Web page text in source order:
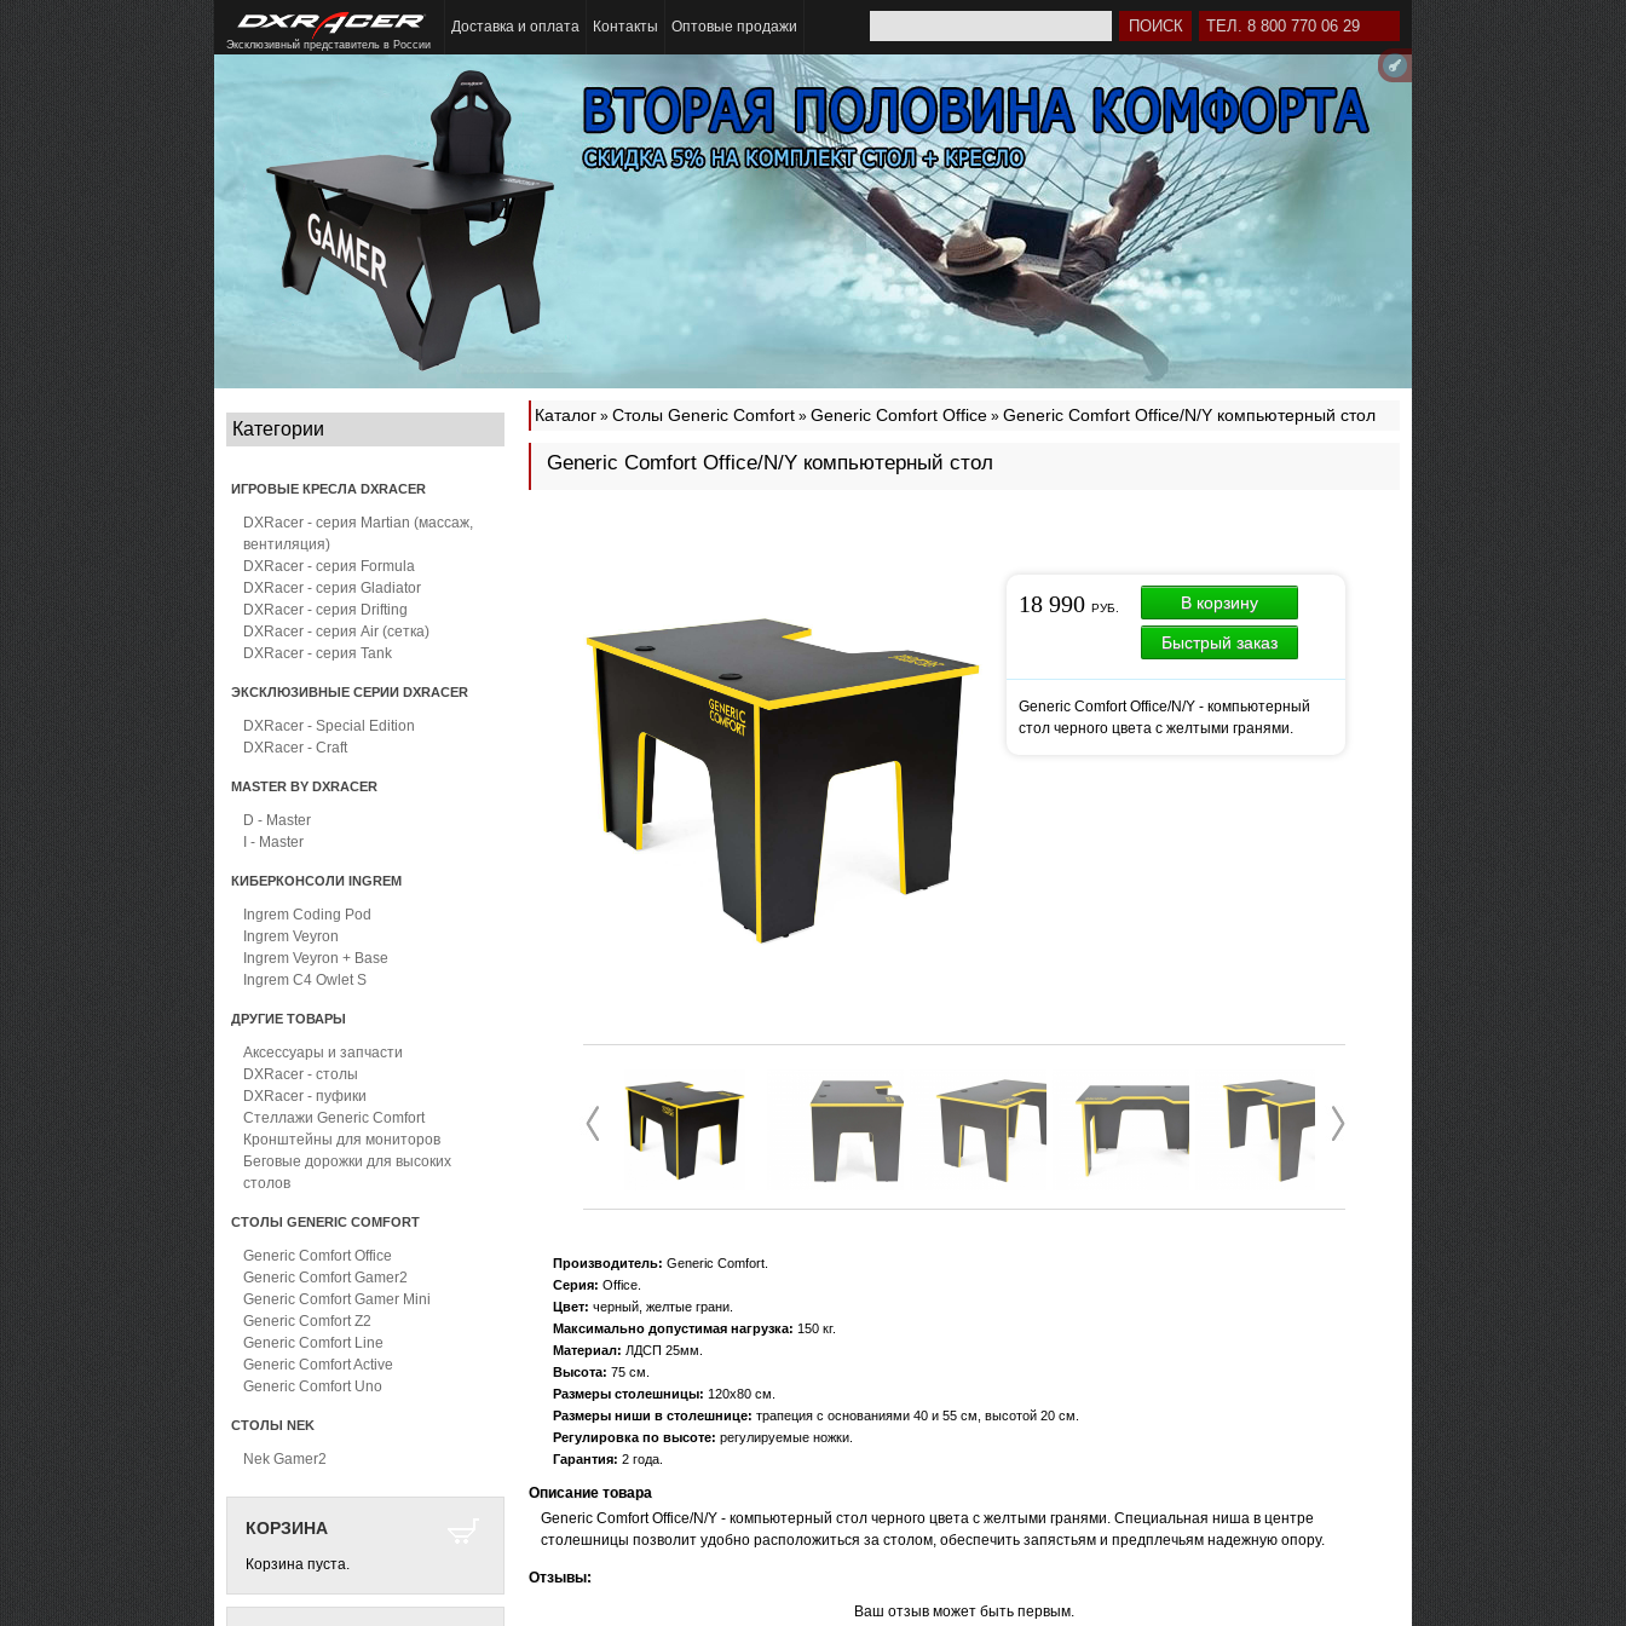
ТЕЛ. 8 800 770 06 29
Эксклюзивный представитель в России
Доставка и оплата Контакты Оптовые продажи
Категории
ИГРОВЫЕ КРЕСЛА DXRACER
DXRacer - серия Martian (массаж,
вентиляция)
DXRacer - серия Formula
DXRacer - серия Gladiator
DXRacer - серия Drifting
DXRacer - серия Air (сетка)
DXRacer - серия Tank
ЭКСКЛЮЗИВНЫЕ СЕРИИ DXRACER
DXRacer - Special Edition
DXRacer - Craft
MASTER BY DXRACER
D - Master
I - Master
КИБЕРКОНСОЛИ INGREM
Ingrem Coding Pod
Ingrem Veyron
Ingrem Veyron + Base
Ingrem C4 Owlet S
ДРУГИЕ ТОВАРЫ
Аксессуары и запчасти
DXRacer - столы
DXRacer - пуфики
Стеллажи Generic Comfort
Кронштейны для мониторов
Беговые дорожки для высоких
столов
СТОЛЫ GENERIC COMFORT
Generic Comfort Office
Generic Comfort Gamer2
Generic Comfort Gamer Mini
Generic Comfort Z2
Generic Comfort Line
Generic Comfort Active
Generic Comfort Uno
СТОЛЫ NEK
Nek Gamer2
КОРЗИНА
Корзина пуста.
Каталог » Столы Generic Comfort » Generic Comfort Office » Generic Comfort Office/N/Y компьютерный стол
Generic Comfort Office/N/Y компьютерный стол
18 990 РУБ. В корзину
Быстрый заказ
Generic Comfort Office/N/Y - компьютерный
стол черного цвета с желтыми гранями.
Производитель: Generic Comfort
Серия: Office
Цвет: черный, желтые грани
Максимально допустимая нагрузка: 150 кг
Материал: ЛДСП 25мм
Высота: 75 см
Размеры столешницы: 120х80 см
Размеры ниши в столешнице: трапеция с основаниями 40 и 55 см, высотой 20 см
Регулировка по высоте: регулируемые ножки
Гарантия: 2 года
Описание товара
Generic Comfort Office/N/Y - компьютерный стол черного цвета с желтыми гранями. Специальная ниша в центре
столешницы позволит удобно расположиться за столом, обеспечить запястьям и предплечьям надежную опору.
Отзывы:
Ваш отзыв может быть первым.